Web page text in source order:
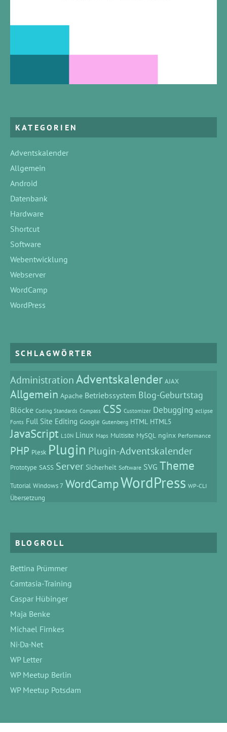
KATEGORIEN
Adventskalender
Allgemein
Android
Datenbank
Hardware
Shortcut
Software
Webentwicklung
Webserver
WordCamp
WordPress
SCHLAGWÖRTER
AdministrationAdventskalender AJAX
Allgemein Apache Betriebssystem Blog-Geburtstag
Blöcke Coding Standards Compass CSS Customizer Debugging eclipse
Fonts Full Site Editing Google Gutenberg HTML HTML5
JavaScript L10N Linux Maps Multisite MySQL nginx Performance
PHP Plesk Plugin Plugin-Adventskalender
Prototype SASS Server Sicherheit Software SVG Theme
Tutorial Windows 7 WordCampWordPress WP-CLI
Übersetzung
BLOGROLL
Bettina Prümmer
Camtasia-Training
Caspar Hübinger
Maja Benke
Michael Firnkes
Ni·Da·Net
WP Letter
WP Meetup Berlin
WP Meetup Potsdam